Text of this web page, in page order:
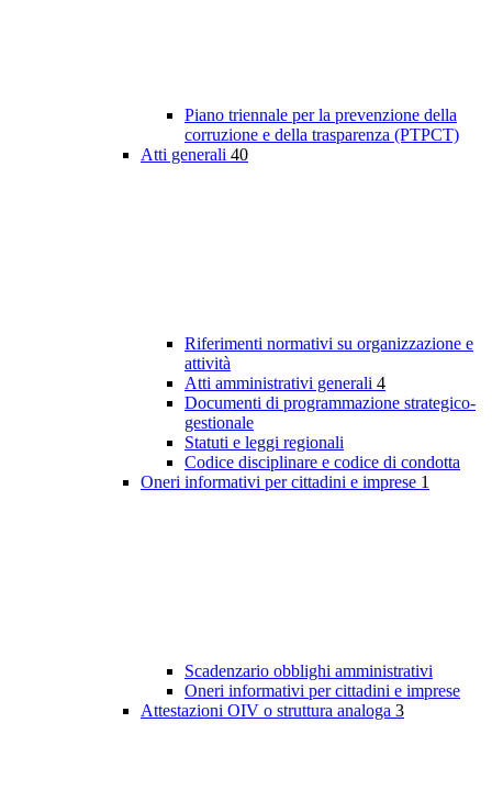
Piano triennale per la prevenzione della
corruzione e della trasparenza (PTPCT)
Atti generali 40
Riferimenti normativi su organizzazione e
attività
Atti amministrativi generali 4
Documenti di programmazione strategico-
gestionale
Statuti e leggi regionali
Codice disciplinare e codice di condotta
Oneri informativi per cittadini e imprese 1
Scadenzario obblighi amministrativi
Oneri informativi per cittadini e imprese
Attestazioni OIV o struttura analoga 3